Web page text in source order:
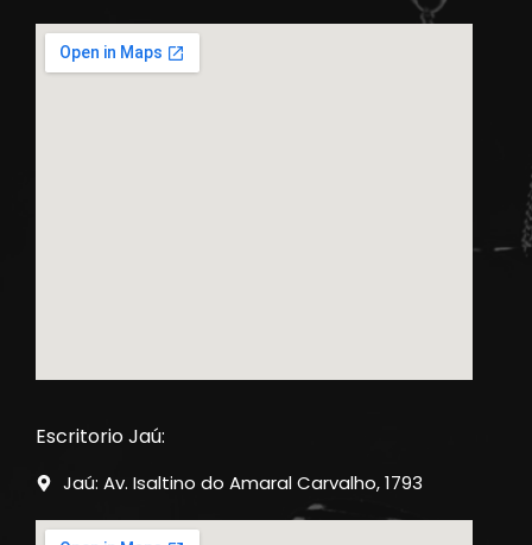
Escritorio Jaú:
Jaú: Av. Isaltino do Amaral Carvalho, 1793